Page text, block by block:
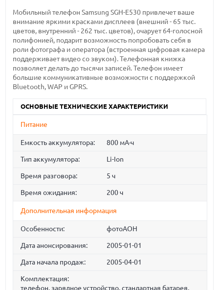
Мобильный телефон Samsung SGH-E530 привлечет ваше
внимание яркими красками дисплеев (внешний - 65 тыс.
цветов, внутренний - 262 тыс. цветов), очарует 64-голосной
полифонией, подарит возможность попробовать себя в
роли фотографа и оператора (встроенная цифровая камера
поддерживает видео со звуком). Телефонная книжка
позволяет делать до тысячи записей. Телефон имеет
большие коммуникативные возможности с поддержкой
Bluetooth, WAP и GPRS.
ОСНОВНЫЕ ТЕХНИЧЕСКИЕ ХАРАКТЕРИСТИКИ
Питание
Емкость аккумулятора: 800 мА·ч
Тип аккумулятора: Li-Ion
Время разговора: 5 ч
Время ожидания: 200 ч
Дополнительная информация
Особенности: фотоАОН
Дата анонсирования: 2005-01-01
Дата начала продаж: 2005-04-01
Комплектация:
телефон, зарядное устройство, стандартная батарея,